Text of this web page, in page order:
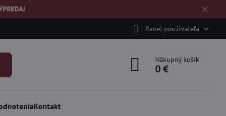
✕
Panel používateľa
Nákupný košík
0 €
Kontakt